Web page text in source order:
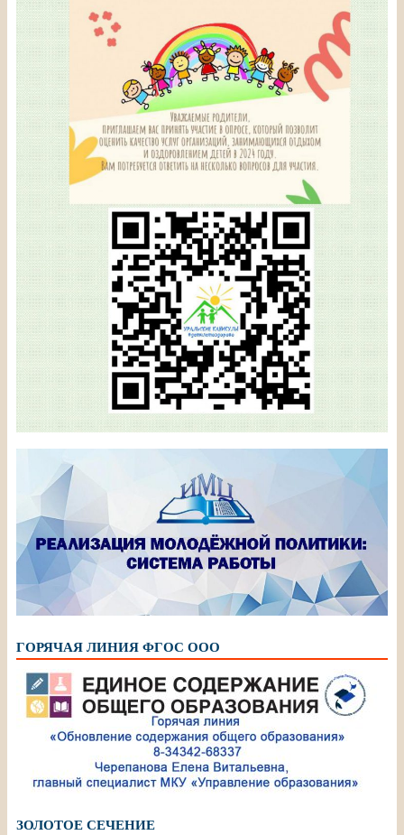
ГОРЯЧАЯ ЛИНИЯ ФГОС ООО
ЗОЛОТОЕ СЕЧЕНИЕ